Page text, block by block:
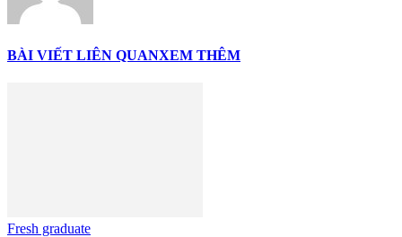
BÀI VIẾT LIÊN QUANXEM THÊM
Fresh graduate